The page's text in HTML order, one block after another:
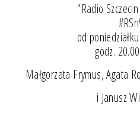
"Radio
od
godz.
Małgorzata Frymus, Agata
i Janusz